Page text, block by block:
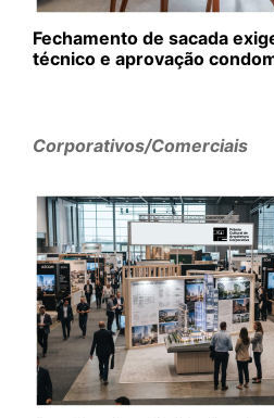
Fechamento de sacada
técnico e aprovação
Corporativos/Comerciais